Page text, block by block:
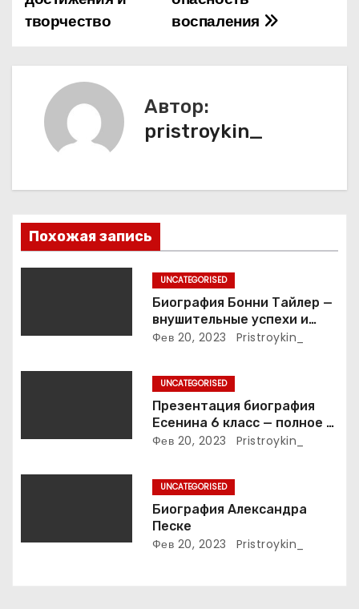
г
п
о
а
п
с
я
воспаления
творчество
Автор:
pristroykin_
Похожая запись
UNCATEGORISED
Биография Бонни Тайлер —
внушительные успехи и
интимные подробности
Фев 20, 2023 Pristroykin_
UNCATEGORISED
Презентация биография
Есенина 6 класс — полное и
подробное описание жизни
Фев 20, 2023 Pristroykin_
UNCATEGORISED
Биография Александра
Песке
Фев 20, 2023 Pristroykin_